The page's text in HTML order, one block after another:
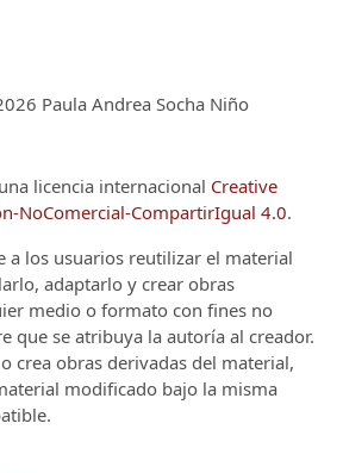
Paula Andrea Socha Niño
licencia internacional Creative
NoComercial-CompartirIgual 4.0.
a los usuarios reutilizar el material
adaptarlo y crear obras
medio o formato con fines no
que se atribuya la autoría al creador.
crea obras derivadas del material,
modificado bajo la misma